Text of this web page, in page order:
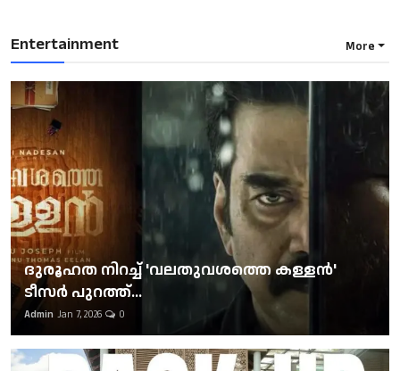
Entertainment More
ദുരൂഹത നിറച്ച് 'വലതുവശത്തെ കള്ളന്‍'
ടീസര്‍ പുറത്ത്...
Admin Jan 7, 2026 0